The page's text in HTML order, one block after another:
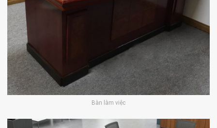
Bàn làm việc